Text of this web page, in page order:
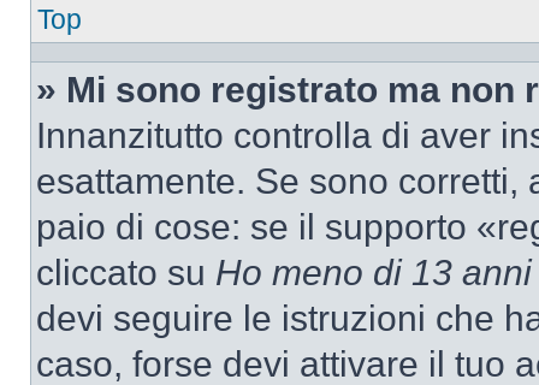
Top
» Mi sono registrato ma non
Innanzitutto controlla di aver
esattamente. Se sono
paio di cose: se il supporto
cliccato su Ho meno di 13 anni
devi seguire le istruzioni che
caso, forse devi attivare il tuo